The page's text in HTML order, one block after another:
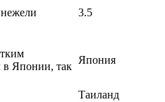
3.5
в Японии, так
Япония
Таиланд